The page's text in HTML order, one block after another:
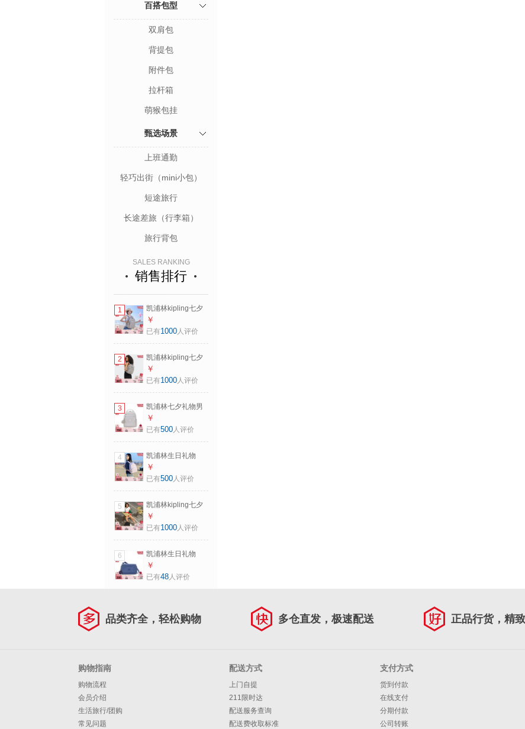
百搭包型
双肩包
背提包
附件包
拉杆箱
萌猴包挂
甄选场景
上班通勤
轻巧出街（mini小包）
短途旅行
长途差旅（行李箱）
旅行背包
SALES RANKING
销售排行
1
凯浦林kipling七夕
礼物男女款大容量
轻便出游首尔包双
￥
已有1000人评价
2
凯浦林kipling七夕
礼物男女款大容量
轻便出游首尔包双
￥
已有1000人评价
3
凯浦林七夕礼物男
女款通勤简约轻便
出行双肩背包书包
￥
已有500人评价
4
凯浦林生日礼物
kipling男女款大容
量轻便双肩背包书
￥
已有500人评价
5
凯浦林kipling七夕
礼物男女款大容量
轻便出游首尔包双
￥
已有1000人评价
6
凯浦林生日礼物
kipling女款2026春
夏新款简约背提单
￥
已有48人评价
品类齐全，轻松购物 多仓直发，极速配送 正品行货，精
购物指南
购物流程
会员介绍
生活旅行/团购
常见问题
配送方式
上门自提
211限时达
配送服务查询
配送费收取标准
支付方式
货到付款
在线支付
分期付款
公司转账